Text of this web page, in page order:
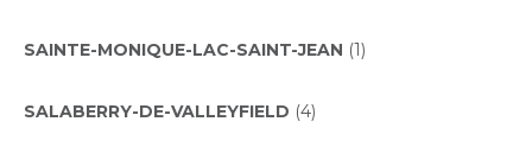
SAINTE-MONIQUE-LAC-SAINT-JEAN (1)
SALABERRY-DE-VALLEYFIELD (4)